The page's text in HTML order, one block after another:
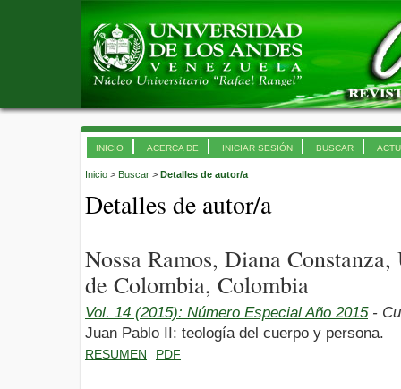
INICIO ACERCA DE INICIAR SESIÓN BUSCAR
Inicio > Buscar > Detalles de autor/a
Detalles de autor/a
Nossa Ramos, Diana
de Colombia, Colombia
Vol. 14 (2015): Número Especial Año 2015-
Juan Pablo II: teología del cuerpo y persona.
RESUMEN PDF